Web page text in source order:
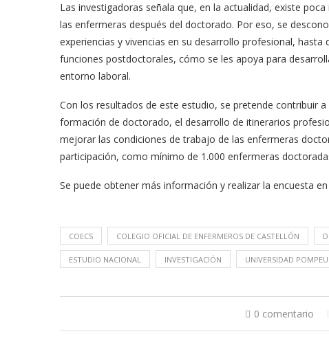
Las investigadoras señala que, en la actualidad, existe
las enfermeras después del doctorado. Por eso, se
experiencias y vivencias en su desarrollo profesional,
funciones postdoctorales, cómo se les apoya para
entorno laboral.
Con los resultados de este estudio, se pretende contribuir
formación de doctorado, el desarrollo de itinerarios
mejorar las condiciones de trabajo de las enfermeras
participación, como mínimo de 1.000 enfermeras
Se puede obtener más información y realizar la encuesta
COECS COLEGIO OFICIAL DE ENFERMEROS DE CASTELLÓN
ESTUDIO NACIONAL INVESTIGACIÓN UNIVERSIDAD
0 comentario